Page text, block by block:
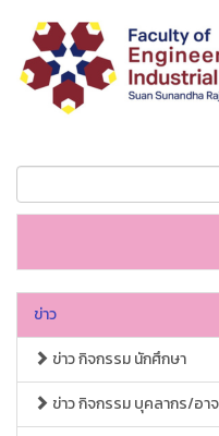
ข่าว
ข่าว กิจกรรม นักศึกษา
ข่าว กิจกรรม บุคลากร/อา